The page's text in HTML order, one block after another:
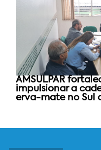
AMSULPAR
impulsionar a
erva-mate no Sul